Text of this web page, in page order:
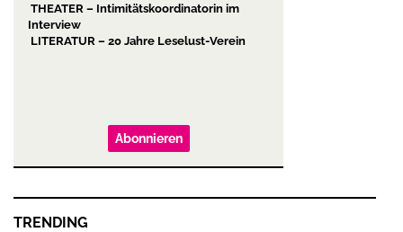
THEATER – Intimitätskoordinatorin im
Interview
LITERATUR – 20 Jahre Leselust-Verein
Abonnieren
TRENDING